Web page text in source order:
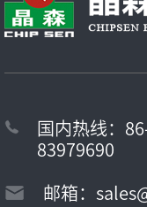
国内热线：
83979690
邮箱：